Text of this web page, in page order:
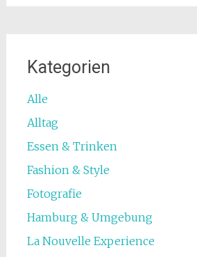
Kategorien
Alle
Alltag
Essen & Trinken
Fashion & Style
Fotografie
Hamburg & Umgebung
La Nouvelle Experience